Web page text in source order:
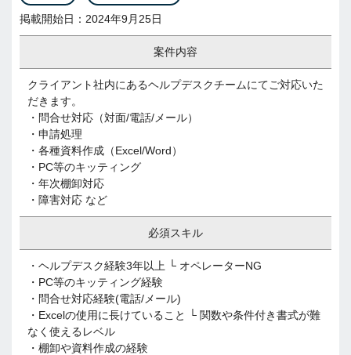
掲載開始日：2024年9月25日
案件内容
クライアント社内にあるヘルプデスクチームにてご対応いた
だきます。
・問合せ対応（対面/電話/メール）
・申請処理
・各種資料作成（Excel/Word）
・PC等のキッティング
・年次棚卸対応
・障害対応 など
必須スキル
・ヘルプデスク経験3年以上 └ オペレーターNG
・PC等のキッティング経験
・問合せ対応経験(電話/メール)
・Excelの使用に長けていること └ 関数や条件付き書式が難
なく使えるレベル
・棚卸や資料作成の経験